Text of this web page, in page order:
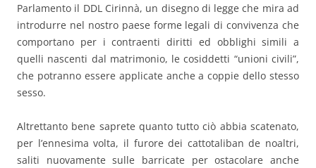
Parlamento il DDL Cirinnà, un disegno di legge che mira ad
introdurre nel nostro paese forme legali di convivenza che
comportano per i contraenti diritti ed obblighi simili a
quelli nascenti dal matrimonio, le cosiddetti “unioni civili”,
che potranno essere applicate anche a coppie dello stesso
sesso.
Altrettanto bene saprete quanto tutto ciò abbia scatenato,
per l’ennesima volta, il furore dei cattotaliban de noaltri,
saliti nuovamente sulle barricate per ostacolare anche